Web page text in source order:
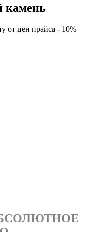
камень
от цен прайса - 10%